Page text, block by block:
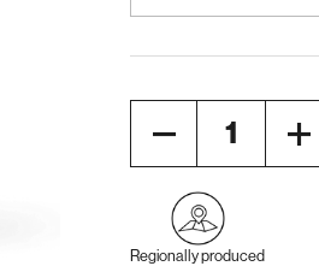
Regionally produced